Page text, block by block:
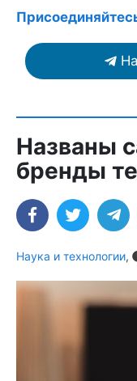
Названы
бренды
Наука и технологии,